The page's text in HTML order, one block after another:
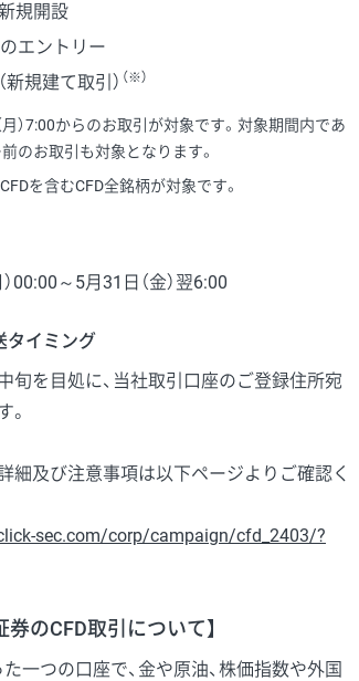
規開設
エントリー
新規建て取引） （※）
）7:00からのお取引が対象です。対象期間内であ
のお取引も対象となります。
を含むCFD全銘柄が対象です。
00:00～5月31日（金）翌6:00
タイミング
旬を目処に、当社取引口座のご登録住所宛
。
細及び注意事項は以下ページよりご確認く
sec.com/corp/campaign/cfd_2403/?
券のCFD取引について】
た一つの口座で、金や原油、株価指数や外国